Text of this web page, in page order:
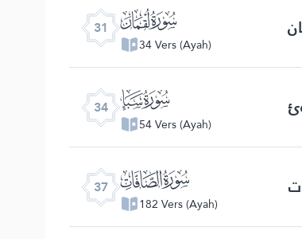
31 ﮫ
34 Vers (Ayah)
34 ﮮ
54 Vers (Ayah)
37 ﮱ
182 Vers (Ayah)